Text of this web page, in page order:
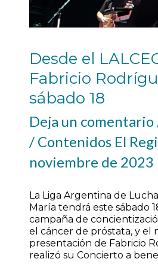
Desde el
Fabricio
sábado 18
Deja un comentario
/ Contenidos El
noviembre de 2023
La Liga Argentina de
María tendrá este sábado
campaña de
el cáncer de próstata, y el
presentación de Fabricio
realizó su Concierto a